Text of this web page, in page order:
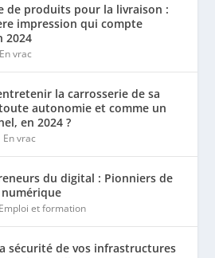
de produits pour la livraison :
impression qui compte
2024
En vrac
la carrosserie de sa
autonomie et comme un
en 2024 ?
En vrac
du digital : Pionniers de
numérique
Emploi et formation
sécurité de vos infrastructures